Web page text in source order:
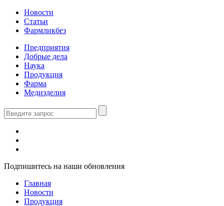
Новости
Статьи
Фармликбез
Предприятия
Добрые дела
Наука
Продукция
Фарма
Медизделия
Подпишитесь на наши обновления
Главная
Новости
Продукция